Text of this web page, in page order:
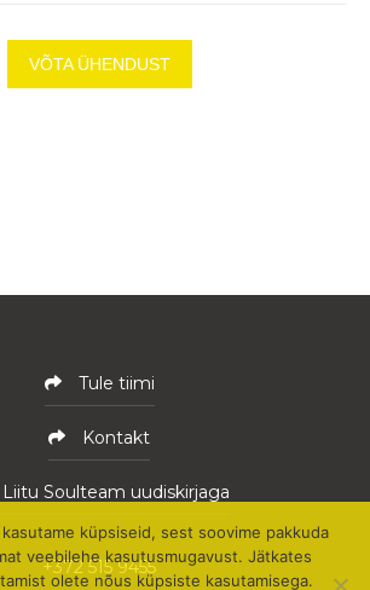
VÕTA ÜHENDUST
Tule tiimi
Kontakt
Liitu Soulteam uudiskirjaga
+372 515 9455
küpsiseid, sest soovime pakkuda
veebilehe kasutusmugavust. Jätkates
olete nõus küpsiste kasutamisega.